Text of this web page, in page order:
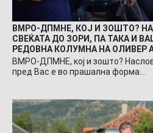
ВМРО-ДПМНЕ, КОЈ И ЗОШТО?
СВЕЌАТА ДО ЗОРИ, ПА ТАКА И
РЕДОВНА КОЛУМНА НА ОЛИВЕР
ВМРО-ДПМНЕ, кој и зошто?
пред Вас е во прашална форма…